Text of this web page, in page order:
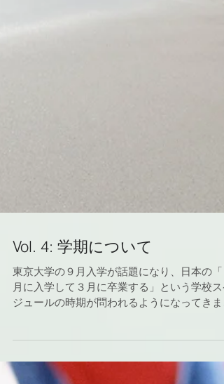
Vol. 4: 学期について
東京大学の９月入学が話題になり、日本の「
入れにも支障をきたしている現状をみると、
後欧米に合わせた大学の９月入学は増えてく